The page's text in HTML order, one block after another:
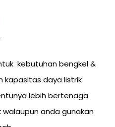
kebutuhan bengkel &
kapasitas daya listrik
lebih bertenaga
anda gunakan